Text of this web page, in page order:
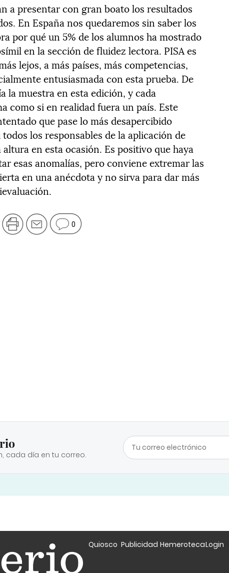
a presentar con gran boato los resultados
En España nos quedaremos sin saber los
por qué un 5% de los alumnos ha mostrado
en la sección de fluidez lectora. PISA es
lejos, a más países, más competencias,
entusiasmada con esta prueba. De
la muestra en esta edición, y cada
como si en realidad fuera un país. Este
que pase lo más desapercibido
los responsables de la aplicación de
altura en esta ocasión. Es positivo que haya
esas anomalías, pero conviene extremar las
en una anécdota y no sirva para dar más
0
cada día en tu correo.
Quiosco Publicidad HemerotecaLogin